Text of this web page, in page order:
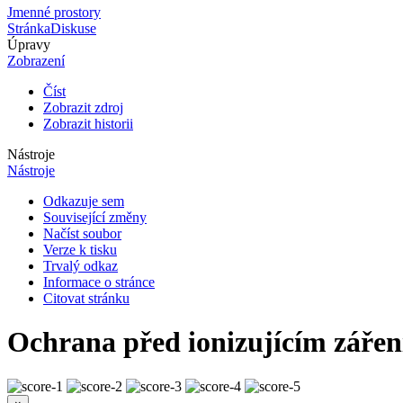
Jmenné prostory
StránkaDiskuse
Úpravy
Zobrazení
Číst
Zobrazit zdroj
Zobrazit historii
Nástroje
Nástroje
Odkazuje sem
Související změny
Načíst soubor
Verze k tisku
Trvalý odkaz
Informace o stránce
Citovat stránku
Ochrana před ionizujícím